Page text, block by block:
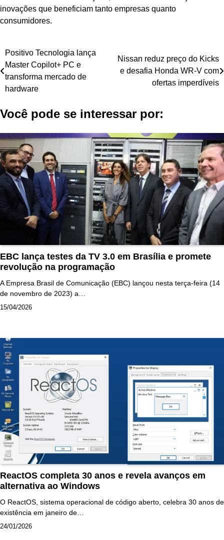
inovações que beneficiam tanto empresas quanto
consumidores.
Navegação
de
Post
Positivo Tecnologia lança
Master Copilot+ PC e
transforma mercado de
hardware
Nissan reduz preço do Kicks
e desafia Honda WR-V com
ofertas imperdíveis
Você pode se interessar por:
EBC lança testes da TV 3.0 em Brasília e promete
revolução na programação
A Empresa Brasil de Comunicação (EBC) lançou nesta terça-feira (14
de novembro de 2023) a…
15/04/2026
ReactOS completa 30 anos e revela avanços em
alternativa ao Windows
O ReactOS, sistema operacional de código aberto, celebra 30 anos de
existência em janeiro de…
24/01/2026